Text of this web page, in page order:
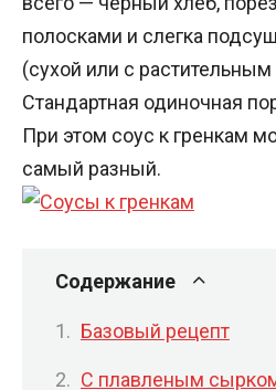
полосками и слегка
(сухой или с
Стандартная одиночная
При этом соус к гренкам
самый разный.
Содержание
Базовый рецепт
С плавленым